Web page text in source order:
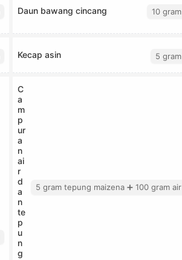
Daun bawang cincang 10 gram
Kecap asin 5 gram
C
a
m
p
ur
a
n
ai
r
d
a
n
te
p
u
n
g
5 gram tepung maizena ➕ 100 gram air